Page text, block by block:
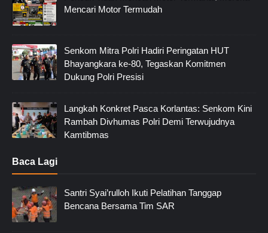
Mencari Motor Termudah
Senkom Mitra Polri Hadiri Peringatan HUT
Bhayangkara ke-80, Tegaskan Komitmen
Dukung Polri Presisi
Langkah Konkret Pasca Korlantas: Senkom Kini
Rambah Divhumas Polri Demi Terwujudnya
Kamtibmas
Baca Lagi
Santri Syai’rulloh Ikuti Pelatihan Tanggap
Bencana Bersama Tim SAR